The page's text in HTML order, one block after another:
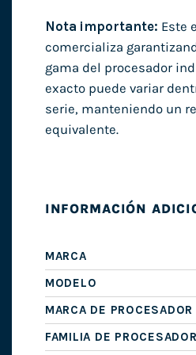
Nota importante: Este
comercializa
gama del procesador
exacto puede variar
serie, manteniendo un
equivalente.
INFORMACIÓN
MARCA
MODELO
MARCA DE PROCESADOR
FAMILIA DE PROCESADOR